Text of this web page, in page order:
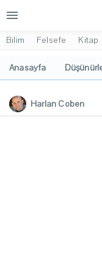
menu
Bilim Felsefe Kitap
Anasayfa
Harlan Coben